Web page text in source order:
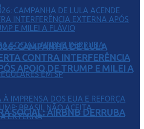
SOCIAL: AIRBNB DERRUBA
CAMPANHA DE LULA
CONTRA INTERFERÊNCIA
APOIO DE TRUMP E MILEI A